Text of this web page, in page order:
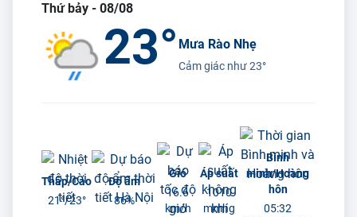
Thứ bảy - 08/08
23° Mưa Rào Nhẹ
Cảm giác như23°
Thấp/Cao
21°/23°
Độ ẩm
86%
Gió
16.6
km/h
Áp suất
1010
mmhg
Bình
minh/Hoàng
hôn
05:32